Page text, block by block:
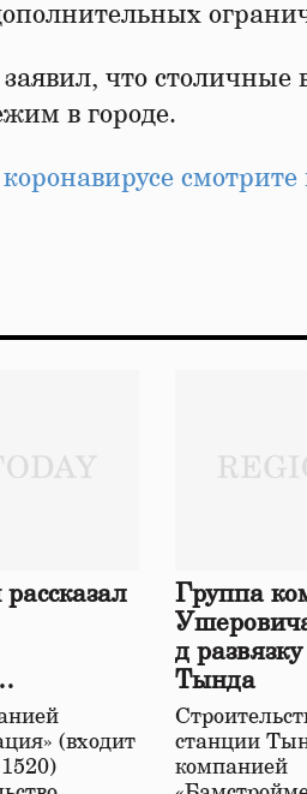
что столичные
в городе.
моста
(входит
Группа
д
Тында
станции
компанией